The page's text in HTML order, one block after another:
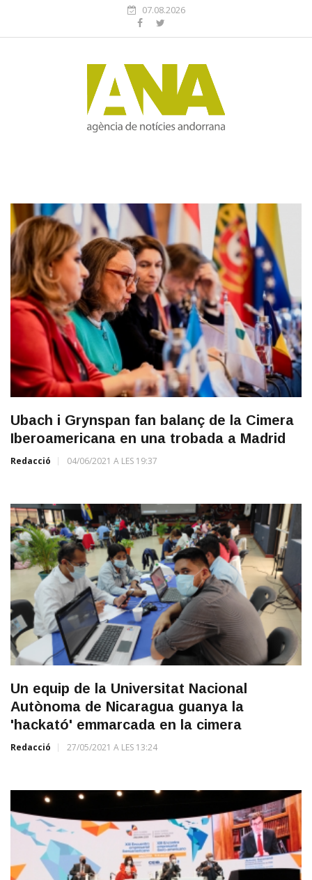
07.08.2026
Ubach i Grynspan fan balanç de la Cimera
Iberoamericana en una trobada a Madrid
Redacció 04/06/2021 A LES 19:37
Un equip de la Universitat Nacional
Autònoma de Nicaragua guanya la
'hackató' emmarcada en la cimera
Redacció 27/05/2021 A LES 13:24